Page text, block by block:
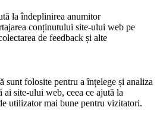
la îndeplinirea anumitor
conținutului site-ului web pe
de feedback și alte
sunt folosite pentru a înțelege și analiza
site-ului web, ceea ce ajută la
utilizator mai bune pentru vizitatori.